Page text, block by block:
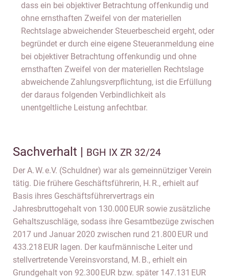
dass ein bei objektiver Betrachtung offenkundig und
ohne ernsthaften Zweifel von der materiellen
Rechtslage abweichender Steuerbescheid ergeht, oder
begründet er durch eine eigene Steueranmeldung eine
bei objektiver Betrachtung offenkundig und ohne
ernsthaften Zweifel von der materiellen Rechtslage
abweichende Zahlungsverpflichtung, ist die Erfüllung
der daraus folgenden Verbindlichkeit als
unentgeltliche Leistung anfechtbar.
Sachverhalt | BGH IX ZR 32/24
Der A. W. e.V. (Schuldner) war als gemeinnütziger Verein
tätig. Die frühere Geschäftsführerin, H. R., erhielt auf
Basis ihres Geschäftsführervertrags ein
Jahresbruttogehalt von 130.000 EUR sowie zusätzliche
Gehaltszuschläge, sodass ihre Gesamtbezüge zwischen
2017 und Januar 2020 zwischen rund 21.800 EUR und
433.218 EUR lagen. Der kaufmännische Leiter und
stellvertretende Vereinsvorstand, M. B., erhielt ein
Grundgehalt von 92.300 EUR bzw. später 147.131 EUR